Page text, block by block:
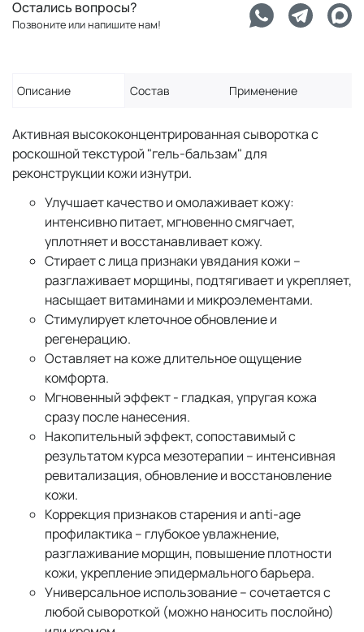
Остались вопросы?
Позвоните или напишите нам!
Описание Состав Применение
Активная высококонцентрированная сыворотка с
роскошной текстурой "гель-бальзам" для
реконструкции кожи изнутри.
Улучшает качество и омолаживает кожу:
интенсивно питает, мгновенно смягчает,
уплотняет и восстанавливает кожу.
Стирает с лица признаки увядания кожи –
разглаживает морщины, подтягивает и укрепляет,
насыщает витаминами и микроэлементами.
Стимулирует клеточное обновление и
регенерацию.
Оставляет на коже длительное ощущение
комфорта.
Мгновенный эффект - гладкая, упругая кожа
сразу после нанесения.
Накопительный эффект, сопоставимый с
результатом курса мезотерапии – интенсивная
ревитализация, обновление и восстановление
кожи.
Коррекция признаков старения и anti-age
профилактика – глубокое увлажнение,
разглаживание морщин, повышение плотности
кожи, укрепление эпидермального барьера.
Универсальное использование – сочетается с
любой сывороткой (можно наносить послойно)